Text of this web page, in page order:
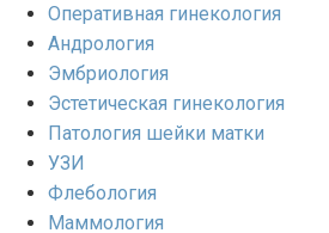
Оперативная гинекология
Андрология
Эмбриология
Эстетическая гинекология
Патология шейки матки
УЗИ
Флебология
Маммология